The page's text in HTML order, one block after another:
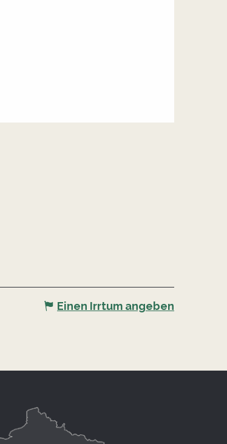
Einen Irrtum angeben